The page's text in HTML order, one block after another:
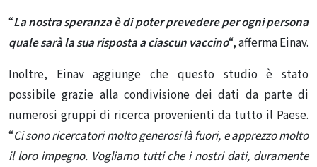
“La nostra speranza è di poter prevedere per ogni persona
quale sarà la sua risposta a ciascun vaccino“, afferma Einav.
Inoltre, Einav aggiunge che questo studio è stato
possibile grazie alla condivisione dei dati da parte di
numerosi gruppi di ricerca provenienti da tutto il Paese.
“Ci sono ricercatori molto generosi là fuori, e apprezzo molto
il loro impegno. Vogliamo tutti che i nostri dati, duramente